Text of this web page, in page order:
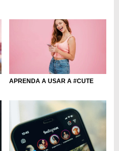
APRENDA A USAR A #CUTE